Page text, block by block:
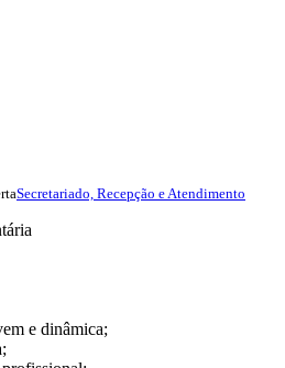
Secretariado, Recepção e Atendimento
e dinâmica;